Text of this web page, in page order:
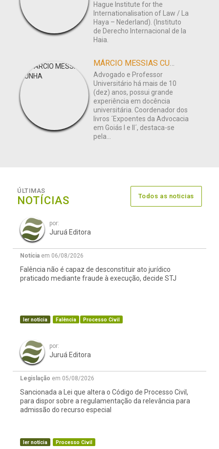
Hague Institute for the
Internationalisation of Law / La
Haya – Nederland). (Instituto
de Derecho Internacional de la
Haia.
MÁRCIO MESSIAS CUNHA
Advogado e Professor
Universitário há mais de 10
(dez) anos, possui grande
experiência em docência
universitária. Coordenador dos
livros ´Expoentes da Advocacia
em Goiás I e II´, destaca-se
pela...
ÚLTIMAS
NOTÍCIAS Todos as noticias
por:
Juruá Editora
Notícia em 06/08/2026
Falência não é capaz de desconstituir ato jurídico
praticado mediante fraude à execução, decide STJ
ler notícia Falência Processo Civil
por:
Juruá Editora
Legislação em 05/08/2026
Sancionada a Lei que altera o Código de Processo Civil,
para dispor sobre a regulamentação da relevância para
admissão do recurso especial
ler notícia Processo Civil